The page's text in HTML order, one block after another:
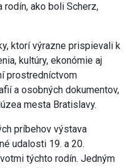
rodín, ako boli Scherz,
ktorí výrazne prispievali k
kultúry, ekonómie aj
prostredníctvom
a osobných dokumentov,
mesta Bratislavy.
príbehov výstava
udalosti 19. a 20.
týchto rodín. Jedným